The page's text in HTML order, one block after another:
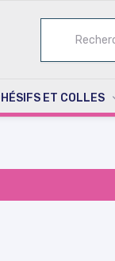
ET COLLES